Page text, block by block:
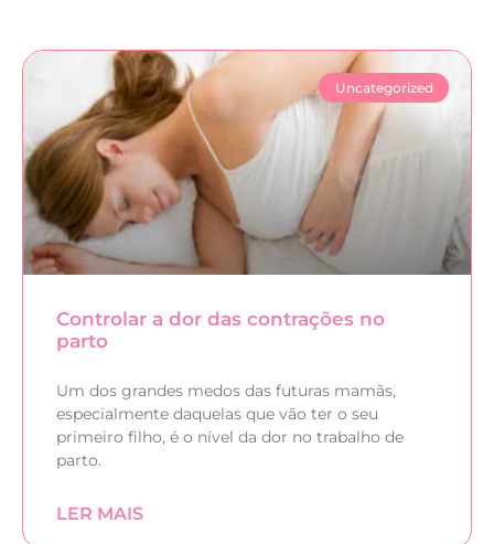
Uncategorized
Controlar a dor das contrações no
parto
Um dos grandes medos das futuras mamãs,
especialmente daquelas que vão ter o seu
primeiro filho, é o nível da dor no trabalho de
parto.
LER MAIS